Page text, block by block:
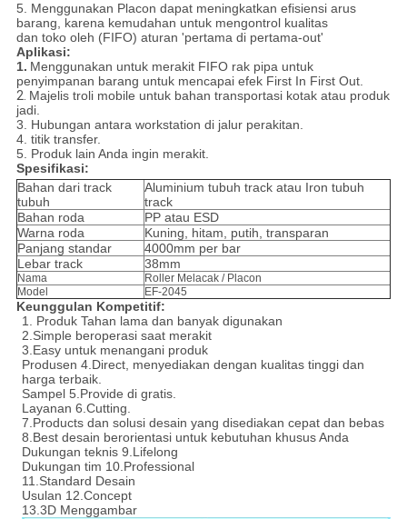
5. Menggunakan Placon dapat meningkatkan efisiensi arus
barang, karena kemudahan untuk mengontrol kualitas
dan toko oleh (FIFO) aturan 'pertama di pertama-out'
Aplikasi:
1. Menggunakan untuk merakit FIFO rak pipa untuk
penyimpanan barang untuk mencapai efek First In First Out.
2. Majelis troli mobile untuk bahan transportasi kotak atau produk
jadi.
3. Hubungan antara workstation di jalur perakitan.
4. titik transfer.
5. Produk lain Anda ingin merakit.
Spesifikasi:
Bahan dari track
tubuh
Aluminium tubuh track atau Iron tubuh
track
Bahan roda
PP atau ESD
Warna roda
Kuning, hitam, putih, transparan
Panjang standar
4000mm per bar
Lebar track
38mm
Nama
Roller Melacak / Placon
Model
EF-2045
Keunggulan Kompetitif:
1. Produk Tahan lama dan banyak digunakan
2.Simple beroperasi saat merakit
3.Easy untuk menangani produk
Produsen 4.Direct, menyediakan dengan kualitas tinggi dan
harga terbaik.
Sampel 5.Provide di gratis.
Layanan 6.Cutting.
7.Products dan solusi desain yang disediakan cepat dan bebas
8.Best desain berorientasi untuk kebutuhan khusus Anda
Dukungan teknis 9.Lifelong
Dukungan tim 10.Professional
11.Standard Desain
Usulan 12.Concept
13.3D Menggambar